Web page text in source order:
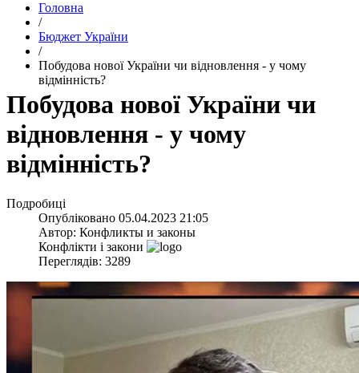
Головна
/
Бюджет України
/
​Побудова нової України чи відновлення - у чому
відмінність?
​Побудова нової України чи
відновлення - у чому
відмінність?
Подробиці
Опубліковано 05.04.2023 21:05
Автор: Конфликты и законы
Конфлікти і закони
Переглядів: 3289